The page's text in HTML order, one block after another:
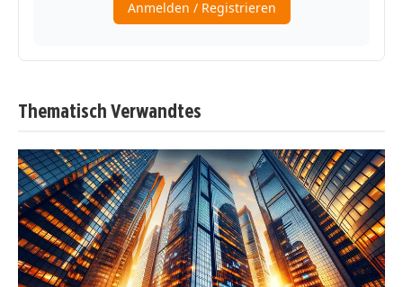
Thematisch Verwandtes